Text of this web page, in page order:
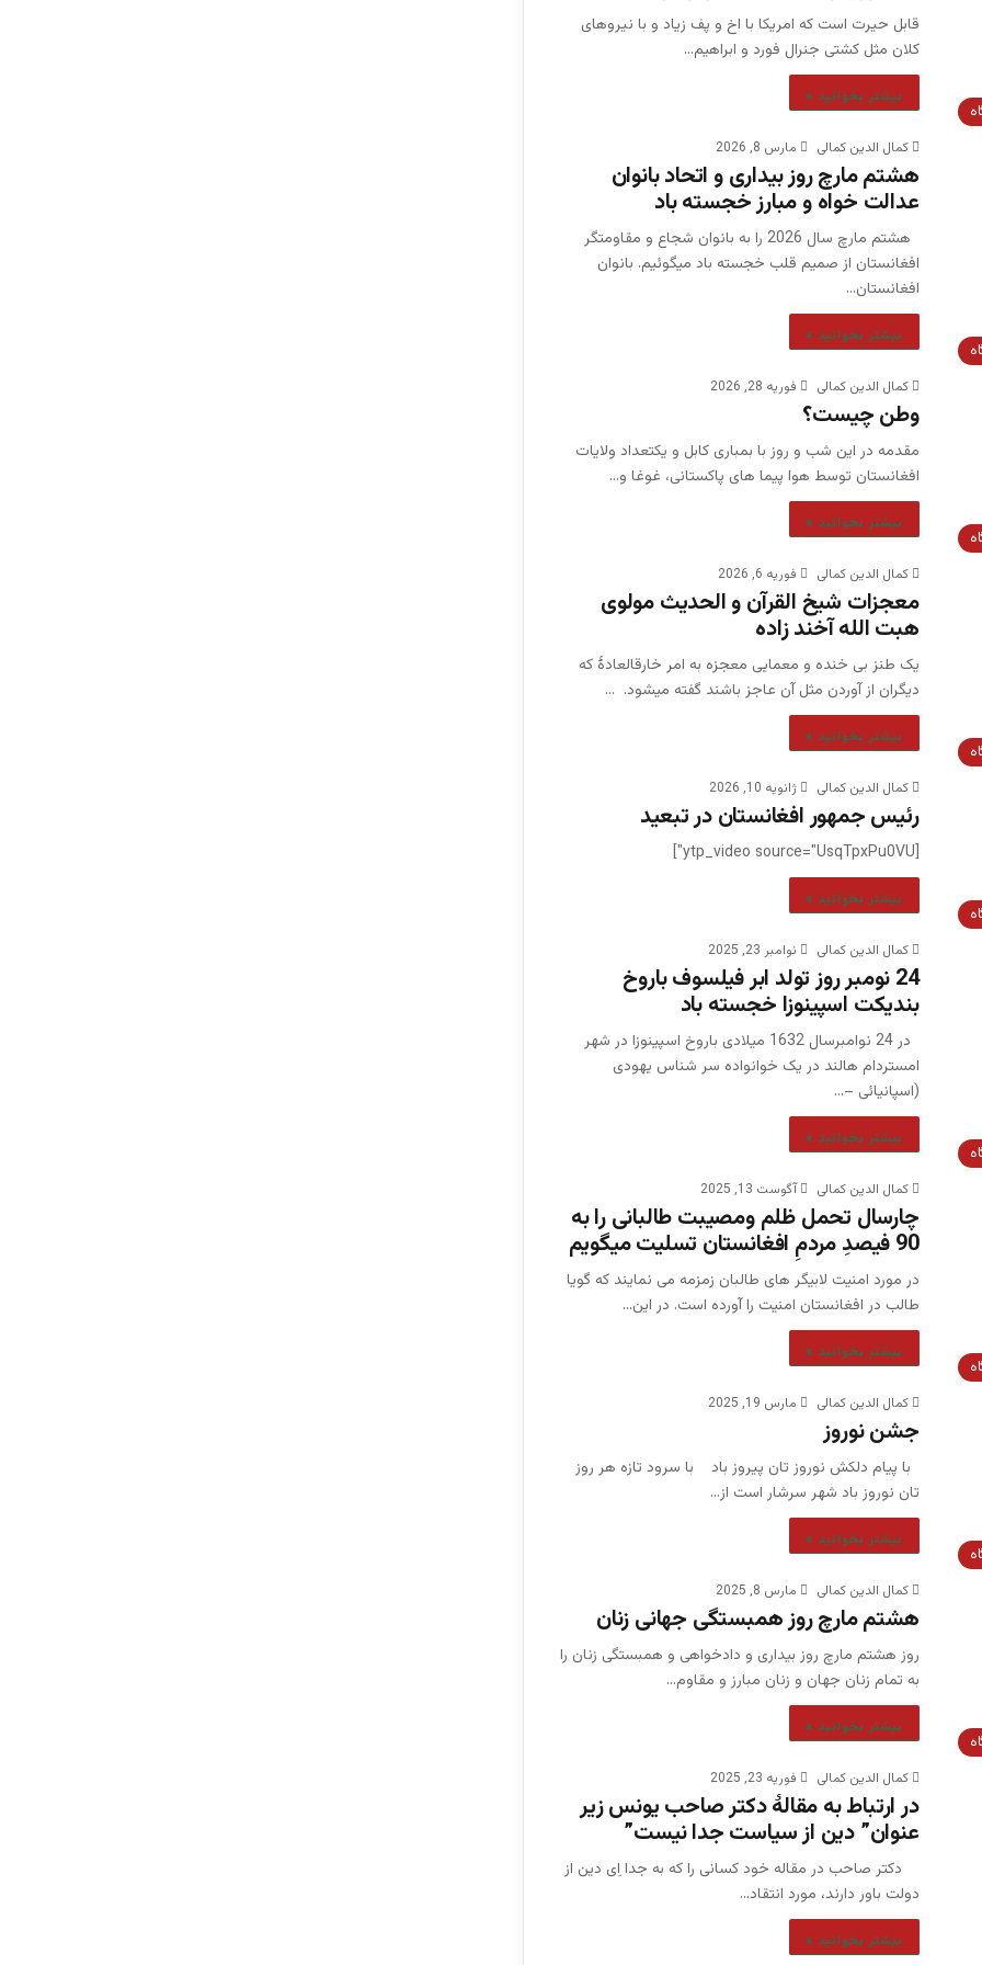
قابل حیرت است که امریکا با اخ و پف زیاد و با نیروهای
کلان مثل کشتی جنرال فورد و ابراهیم…
بیشتر بخوانید »
کمال الدین کمالی مارس 8, 2026
هشتم مارچ روز بیداری و اتحاد بانوان
عدالت خواه و مبارز خجسته باد
هشتم مارچ سال 2026 را به بانوان شجاع و مقاومتگر
افغانستان از صمیم قلب خجسته باد میگوئیم. بانوان
افغانستان…
بیشتر بخوانید »
کمال الدین کمالی فوریه 28, 2026
وطن چیست؟
مقدمه در این شب و روز با بمباری کابل و یکتعداد ولایات
افغانستان توسط هوا پیما های پاکستانی، غوغا و…
بیشتر بخوانید »
کمال الدین کمالی فوریه 6, 2026
معجزات شیخ القرآن و الحدیث مولوی
هبت الله آخند زاده
یک طنز بی خنده و معمایی معجزه به امر خارقالعادۀ که
دیگران از آوردن مثل آن عاجز باشند گفته میشود. …
بیشتر بخوانید »
کمال الدین کمالی ژانویه 10, 2026
رئیس جمهور افغانستان در تبعید
[ytp_video source="UsqTpxPu0VU"]
بیشتر بخوانید »
کمال الدین کمالی نوامبر 23, 2025
24 نومبر روز تولد ابر فیلسوف باروخ
بندیکت اسپینوزا خجسته باد
در 24 نوامبرسال 1632 میلادی باروخ اسپینوزا در شهر
امستردام هالند در یک خوانواده سر شناس یهودی
(اسپانیائی –…
بیشتر بخوانید »
کمال الدین کمالی آگوست 13, 2025
چارسال تحمل ظلم ومصیبت طالبانی را به
90 فیصدِ مردمِ افغانستان تسلیت میگویم
در مورد امنیت لابیگر های طالبان زمزمه می نمایند که گویا
طالب در افغانستان امنیت را آورده است. در این…
بیشتر بخوانید »
کمال الدین کمالی مارس 19, 2025
جشن نوروز
با پیام دلکش نوروز تان پیروز باد با سرود تازه هر روز
تان نوروز باد شهر سرشار است از…
بیشتر بخوانید »
کمال الدین کمالی مارس 8, 2025
هشتم مارچ روز همبستگی جهانی زنان
روز هشتم مارچ روز بیداری و دادخواهی و همبستگی زنان را
به تمام زنان جهان و زنان مبارز و مقاوم…
بیشتر بخوانید »
کمال الدین کمالی فوریه 23, 2025
در ارتباط به مقالۀ دکتر صاحب یونس زیر
عنوان” دین از سیاست جدا نیست”
دکتر صاحب در مقاله خود کسانی را که به جدا اِی دین از
دولت باور دارند، مورد انتقاد…
بیشتر بخوانید »